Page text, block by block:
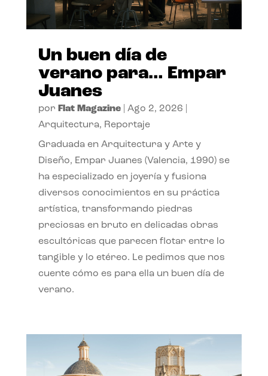
Un buen día de
verano para… Empar
Juanes
por Flat Magazine| Ago 2, 2026
Arquitectura, Reportaje
Graduada en Arquitectura y Arte y
Diseño, Empar Juanes (Valencia, 1990) se
ha especializado en joyería y fusiona
diversos conocimientos en su práctica
artística, transformando piedras
preciosas en bruto en delicadas obras
escultóricas que parecen flotar entre lo
tangible y lo etéreo. Le pedimos que nos
cuente cómo es para ella un buen día de
verano.